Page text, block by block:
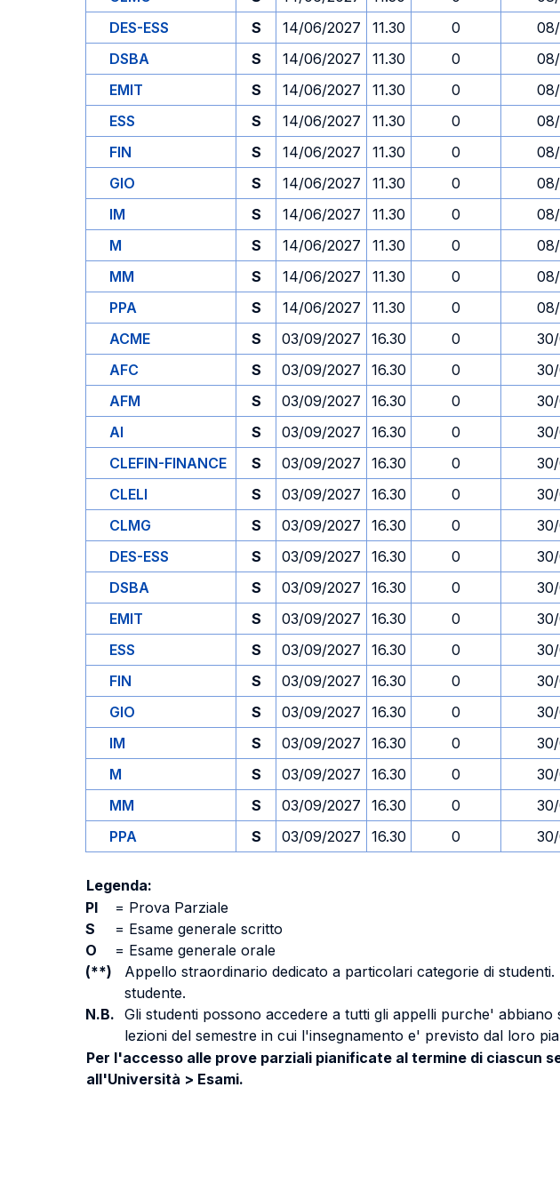
DES-ESS
S 14/06/2027 11.30 0
DSBA
S 14/06/2027 11.30 0
EMIT
S 14/06/2027 11.30 0
ESS
S 14/06/2027 11.30 0
FIN
S 14/06/2027 11.30 0
GIO
S 14/06/2027 11.30 0
IM
S 14/06/2027 11.30 0
M
S 14/06/2027 11.30 0
MM
S 14/06/2027 11.30 0
PPA
S 14/06/2027 11.30 0
ACME
S 03/09/2027 16.30 0
AFC
S 03/09/2027 16.30 0
AFM
S 03/09/2027 16.30 0
AI
S 03/09/2027 16.30 0
CLEFIN-FINANCE
S 03/09/2027 16.30 0
CLELI
S 03/09/2027 16.30 0
CLMG
S 03/09/2027 16.30 0
DES-ESS
S 03/09/2027 16.30 0
DSBA
S 03/09/2027 16.30 0
EMIT
S 03/09/2027 16.30 0
ESS
S 03/09/2027 16.30 0
FIN
S 03/09/2027 16.30 0
GIO
S 03/09/2027 16.30 0
IM
S 03/09/2027 16.30 0
M
S 03/09/2027 16.30 0
MM
S 03/09/2027 16.30 0
PPA
S 03/09/2027 16.30 0
Legenda:
PI
= Prova Parziale
S
= Esame generale scritto
O
= Esame generale orale
(**)
Appello straordinario dedicato a particolari categorie di
studente.
N.B. Gli studenti possono accedere a tutti gli appelli purche'
lezioni del semestre in cui l'insegnamento e' previsto dal loro
Per l'accesso alle prove parziali pianificate al termine di ciascun
all'Università > Esami.